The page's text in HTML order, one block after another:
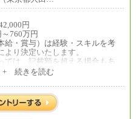
円
760万円
給・賞与）は経験・スキルを考
より決定いたします。
ては、記載額を超える場合もあ
+ 続きを読む